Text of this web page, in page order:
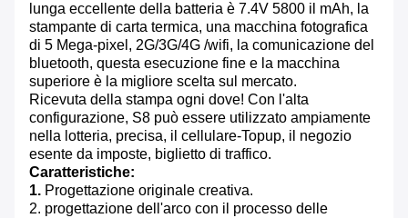
lunga eccellente della batteria è 7.4V 5800 il mAh, la
stampante di carta termica, una macchina fotografica
di 5 Mega-pixel, 2G/3G/4G /wifi, la comunicazione del
bluetooth, questa esecuzione fine e la macchina
superiore è la migliore scelta sul mercato.
Ricevuta della stampa ogni dove! Con l'alta
configurazione, S8 può essere utilizzato ampiamente
nella lotteria, precisa, il cellulare-Topup, il negozio
esente da imposte, biglietto di traffico.
Caratteristiche:
1. Progettazione originale creativa.
2. progettazione dell'arco con il processo delle